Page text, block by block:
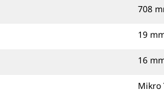
708
19
16
Mikro